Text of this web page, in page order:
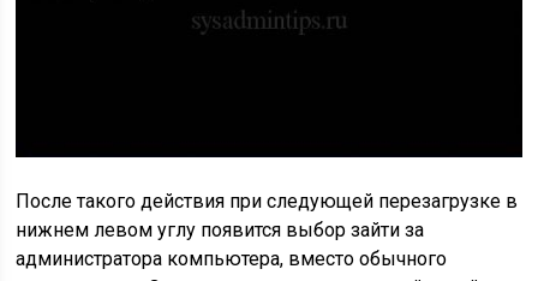
После такого действия при следующей перезагрузке в
нижнем левом углу появится выбор зайти за
администратора компьютера, вместо обычного